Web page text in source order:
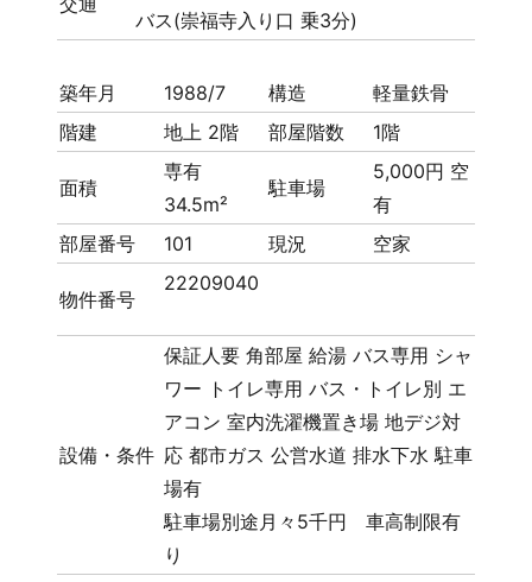
バス(崇福寺入り口 乗3分)
築年月 1988/7 構造
軽量鉄骨
階建
地上 2階 部屋階数 1階
面積
専有
34.5m²
駐車場
5,000円 空
有
部屋番号
101 現況 空家
物件番号
22209040
設備・条件
保証人要 角部屋 給湯 バス専用 シャ
ワー トイレ専用 バス・トイレ別 エ
アコン 室内洗濯機置き場 地デジ対
応 都市ガス 公営水道 排水下水 駐車
場有
駐車場別途月々5千円 車高制限有
り